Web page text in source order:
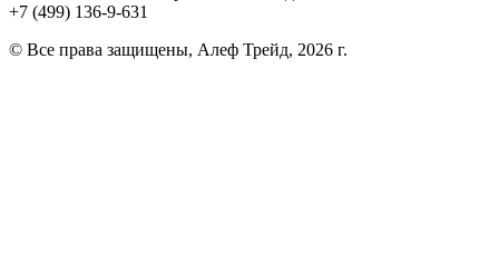
+7 (499) 136-9-631
© Все права защищены, Алеф Трейд, 2026 г.